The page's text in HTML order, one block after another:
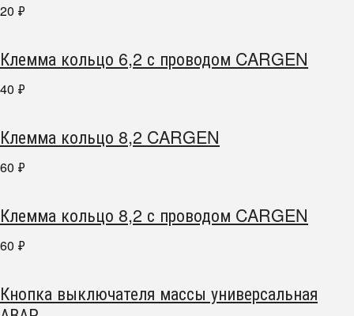
20 ₽
Клемма кольцо 6,2 с проводом CARGEN
40 ₽
Клемма кольцо 8,2 CARGEN
60 ₽
Клемма кольцо 8,2 с проводом CARGEN
60 ₽
Кнопка выключателя массы универсальная